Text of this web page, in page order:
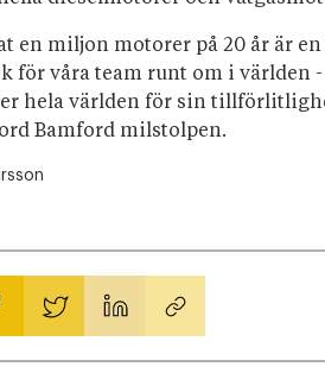
en miljon motorer på 20 år är
för våra team runt om i världen
hela världen för sin
Bamford milstolpen.